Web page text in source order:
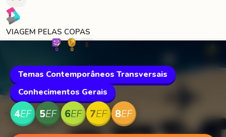
VIAGEM PELAS COPAS
0 0 🐛
Temas Contemporâneos Transversais
Conhecimentos Gerais